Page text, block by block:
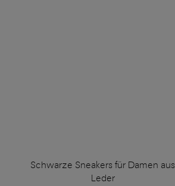
Schwarze Sneakers für Damen aus
Leder